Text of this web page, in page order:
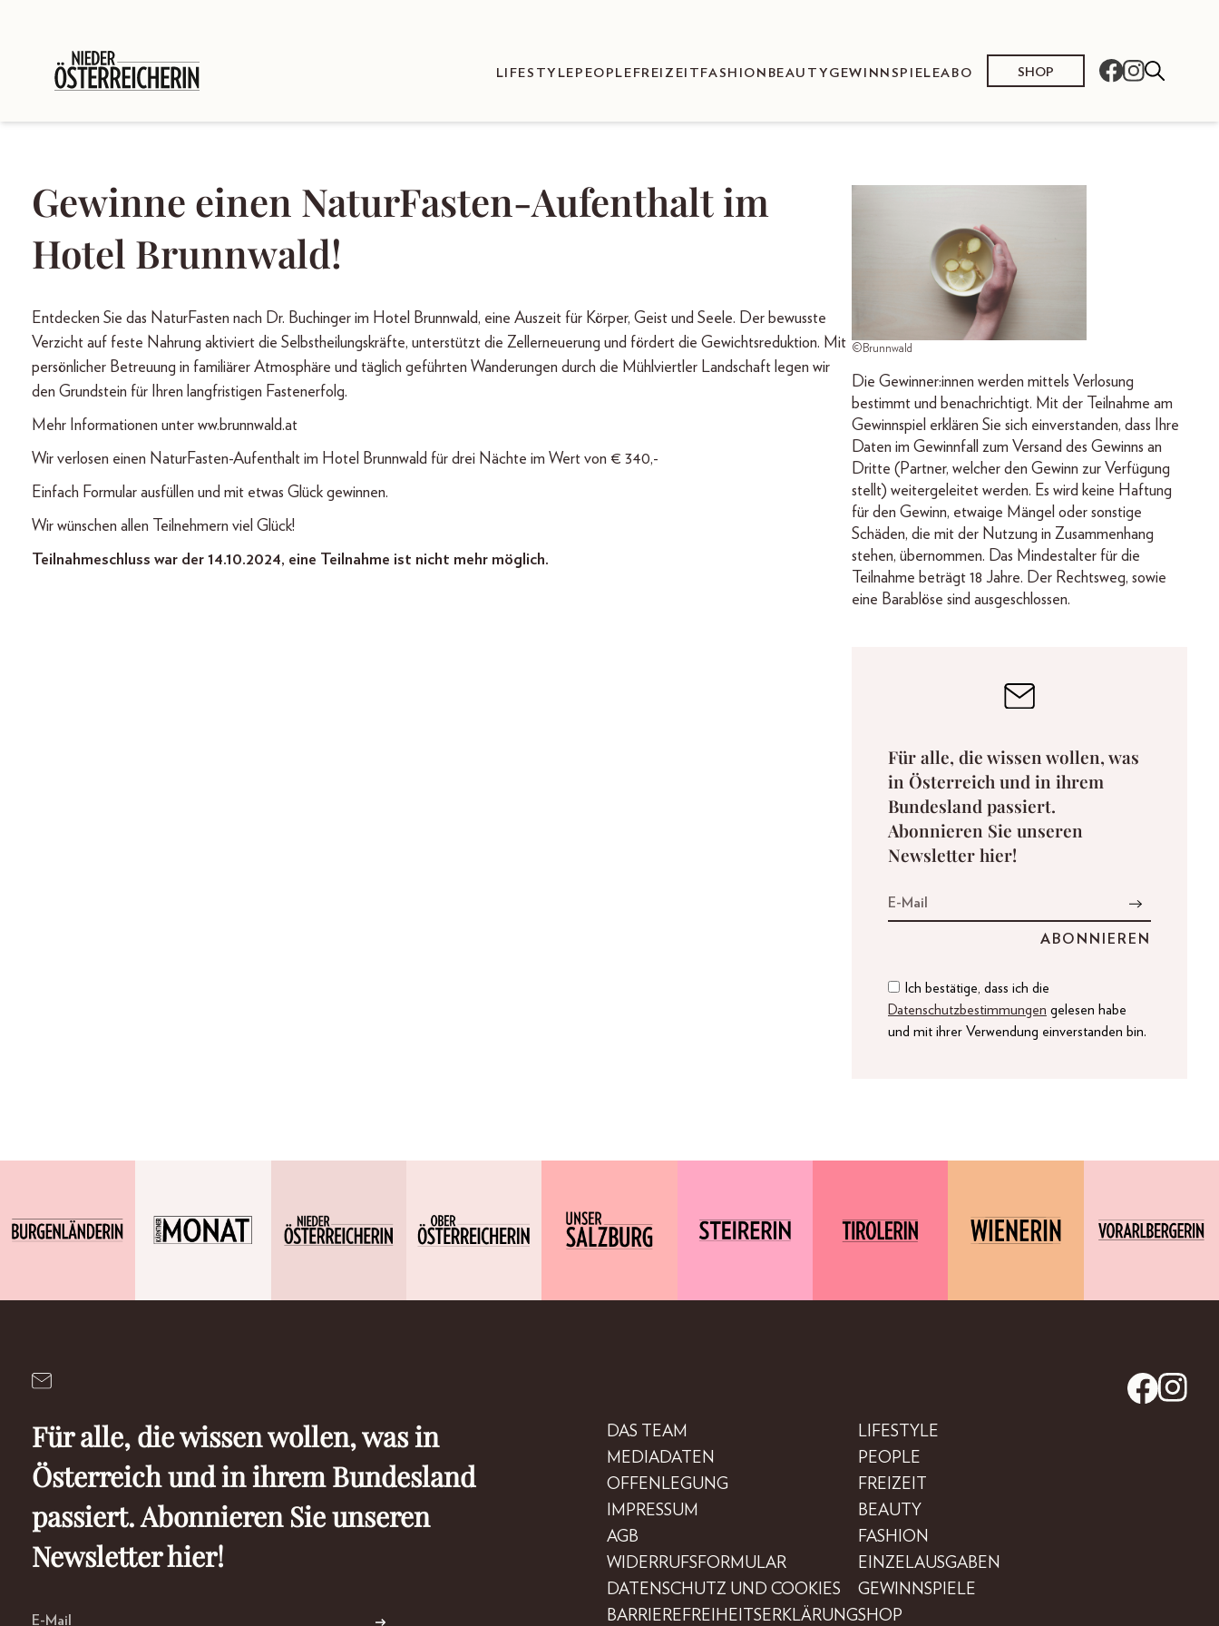
LIFESTYLE PEOPLE FREIZEIT FASHION BEAUTY GEWINNSPIELEABO SHOP
Gewinne einen NaturFasten-Aufenthalt im
Hotel Brunnwald!
Entdecken Sie das NaturFasten nach Dr. Buchinger im Hotel Brunnwald, eine Auszeit für Körper, Geist und Seele. Der bewusste
Verzicht auf feste Nahrung aktiviert die Selbstheilungskräfte, unterstützt die Zellerneuerung und fördert die Gewichtsreduktion. Mit
persönlicher Betreuung in familiärer Atmosphäre und täglich geführten Wanderungen durch die Mühlviertler Landschaft legen wir
den Grundstein für Ihren langfristigen Fastenerfolg.
Mehr Informationen unter ww.brunnwald.at
Wir verlosen einen NaturFasten-Aufenthalt im Hotel Brunnwald für drei Nächte im Wert von € 340,-
Einfach Formular ausfüllen und mit etwas Glück gewinnen.
Wir wünschen allen Teilnehmern viel Glück!
Teilnahmeschluss war der 14.10.2024, eine Teilnahme ist nicht mehr möglich.
©Brunnwald
Die Gewinner:innen werden mittels Verlosung
bestimmt und benachrichtigt. Mit der Teilnahme am
Gewinnspiel erklären Sie sich einverstanden, dass Ihre
Daten im Gewinnfall zum Versand des Gewinns an
Dritte (Partner, welcher den Gewinn zur Verfügung
stellt) weitergeleitet werden. Es wird keine Haftung
für den Gewinn, etwaige Mängel oder sonstige
Schäden, die mit der Nutzung in Zusammenhang
stehen, übernommen. Das Mindestalter für die
Teilnahme beträgt 18 Jahre. Der Rechtsweg, sowie
eine Barablöse sind ausgeschlossen.
Für alle, die wissen wollen, was
in Österreich und in ihrem
Bundesland passiert.
Abonnieren Sie unseren
Newsletter hier!
Ich bestätige, dass ich die
Datenschutzbestimmungen gelesen habe
und mit ihrer Verwendung einverstanden bin.
Für alle, die wissen wollen, was in
Österreich und in ihrem Bundesland
passiert. Abonnieren Sie unseren
Newsletter hier!
DAS TEAM
MEDIADATEN
OFFENLEGUNG
IMPRESSUM
AGB
WIDERRUFSFORMULAR
DATENSCHUTZ UND COOKIES
BARRIEREFREIHEITSERKLÄRUNG
LIFESTYLE
PEOPLE
FREIZEIT
BEAUTY
FASHION
EINZELAUSGABEN
GEWINNSPIELE
SHOP